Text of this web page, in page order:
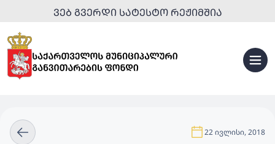
ᲕᲔᲑ ᲒᲕᲔᲠᲓᲘ ᲡᲐᲢᲔᲡᲢᲝ ᲠᲔᲟᲘᲛᲨᲘᲐ
22 ივლისი, 2018